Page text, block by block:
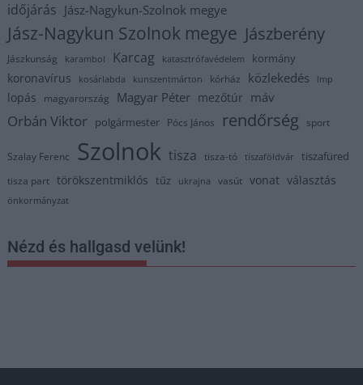
időjárás Jász-Nagykun-Szolnok megye
Jász-Nagykun Szolnok megye Jászberény
Jászkunság karambol Karcag katasztrófavédelem kormány
koronavírus kosárlabda kunszentmárton kórház közlekedés lmp
lopás magyarország Magyar Péter mezőtúr máv
Orbán Viktor polgármester Pócs János rendőrség sport
Szalay Ferenc Szolnok tisza tisza-tó tiszaföldvár tiszafüred
tisza part törökszentmiklós tűz ukrajna vasút vonat választás
önkormányzat
Nézd és hallgasd velünk!